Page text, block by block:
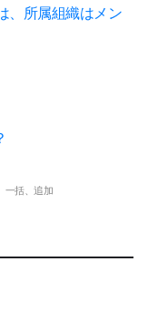
、所属組織はメン
一括、追加